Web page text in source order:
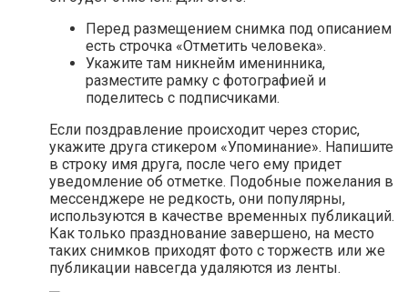
Перед размещением снимка под описанием
есть строчка «Отметить человека».
Укажите там никнейм именинника,
разместите рамку с фотографией и
поделитесь с подписчиками.
Если поздравление происходит через сторис,
укажите друга стикером «Упоминание». Напишите
в строку имя друга, после чего ему придет
уведомление об отметке. Подобные пожелания в
мессенджере не редкость, они популярны,
используются в качестве временных публикаций.
Как только празднование завершено, на место
таких снимков приходят фото с торжеств или же
публикации навсегда удаляются из ленты.